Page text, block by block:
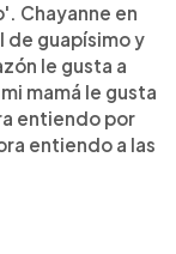
Chayanne en
de guapísimo y
le gusta a
mamá le gusta
entiendo por
entiendo a las